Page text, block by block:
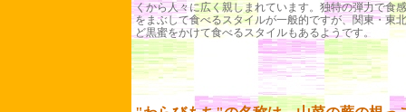
くから人々に広く親しまれています。独特の弾力で食
をまぶして食べるスタイルが一般的ですが、関東・東
ど黒蜜をかけて食べるスタイルもあるようです。